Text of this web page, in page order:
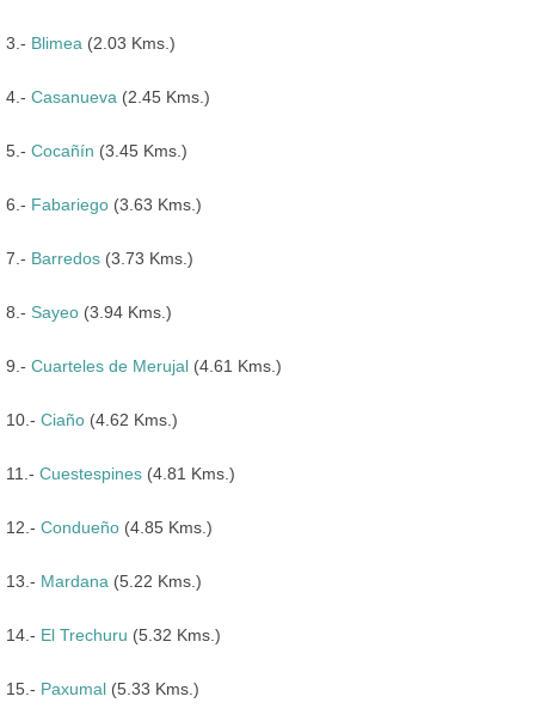
3.- Blimea (2.03 Kms.)
4.- Casanueva (2.45 Kms.)
5.- Cocañín (3.45 Kms.)
6.- Fabariego (3.63 Kms.)
7.- Barredos (3.73 Kms.)
8.- Sayeo (3.94 Kms.)
9.- Cuarteles de Merujal (4.61 Kms.)
10.- Ciaño (4.62 Kms.)
11.- Cuestespines (4.81 Kms.)
12.- Condueño (4.85 Kms.)
13.- Mardana (5.22 Kms.)
14.- El Trechuru (5.32 Kms.)
15.- Paxumal (5.33 Kms.)